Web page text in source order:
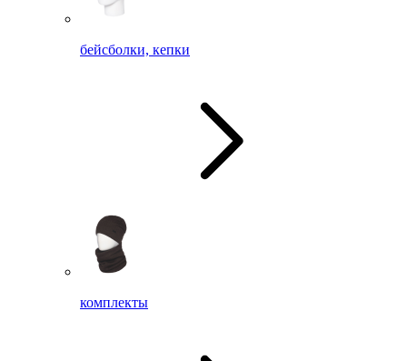
бейсболки, кепки
комплекты